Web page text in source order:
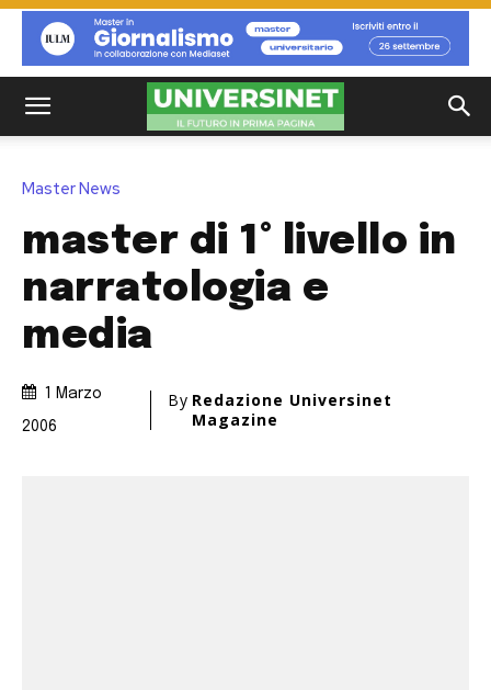
Master News
master di 1° livello in
narratologia e
media
1 Marzo
2006
By Redazione Universinet
Magazine